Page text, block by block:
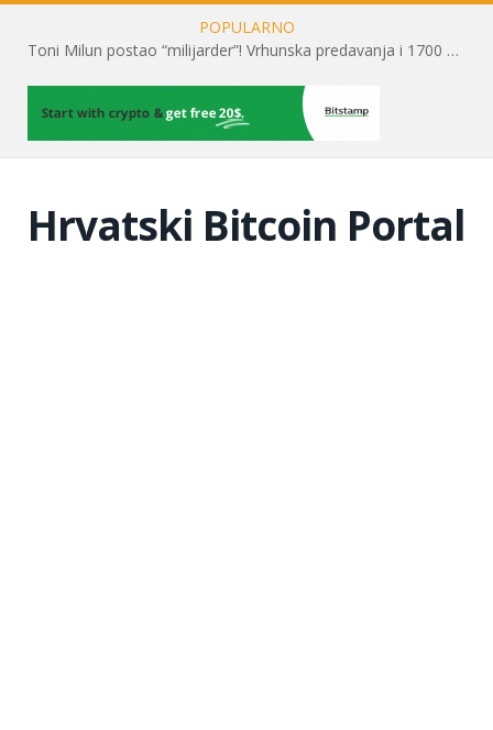
POPULARNO
Toni Milun postao “milijarder”! Vrhunska predavanja i 1700 posjetitelja obilježili su mjesec financijske pismenosti
Hrvatski Bitcoin Portal